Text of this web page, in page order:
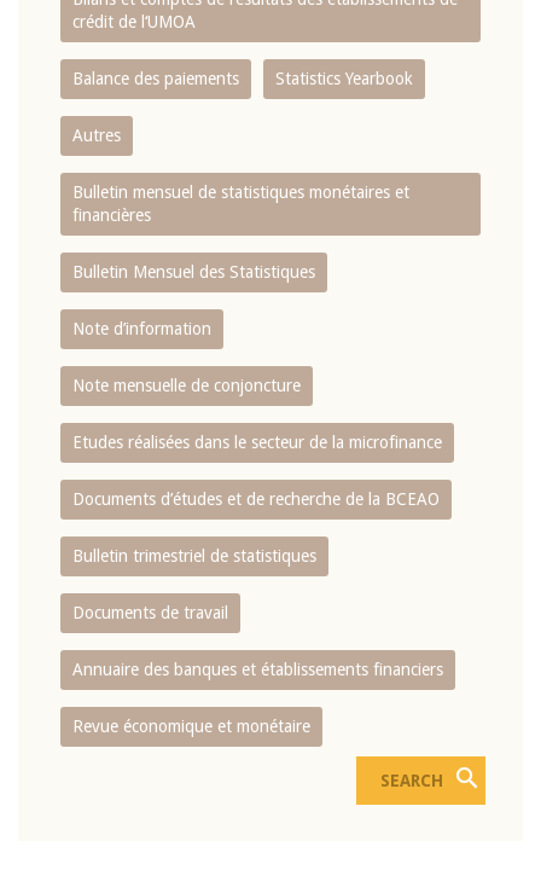
crédit de l‘UMOA
Balance des paiements Statistics Yearbook
Autres
Bulletin mensuel de statistiques monétaires et
financières
Bulletin Mensuel des Statistiques
Note d’information
Note mensuelle de conjoncture
Etudes réalisées dans le secteur de la microfinance
Documents d’études et de recherche de la BCEAO
Bulletin trimestriel de statistiques
Documents de travail
Annuaire des banques et établissements financiers
Revue économique et monétaire